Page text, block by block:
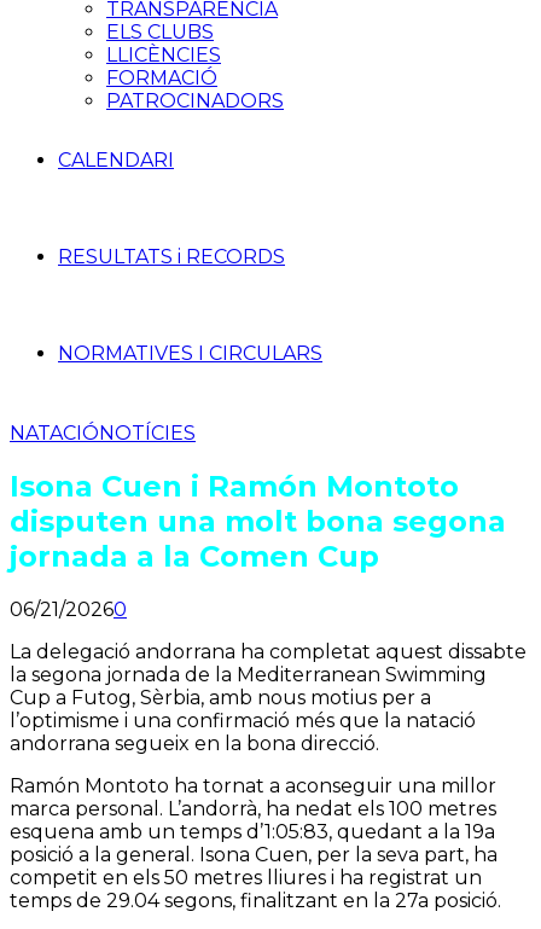
TRANSPARÈNCIA
ELS CLUBS
LLICÈNCIES
FORMACIÓ
PATROCINADORS
CALENDARI
RESULTATS i RECORDS
NORMATIVES I CIRCULARS
NATACIÓNOTÍCIES
Isona Cuen i Ramón Montoto
disputen una molt bona segona
jornada a la Comen Cup
06/21/20260
La delegació andorrana ha completat aquest dissabte
la segona jornada de la Mediterranean Swimming
Cup a Futog, Sèrbia, amb nous motius per a
l’optimisme i una confirmació més que la natació
andorrana segueix en la bona direcció.
Ramón Montoto ha tornat a aconseguir una millor
marca personal. L’andorrà, ha nedat els 100 metres
esquena amb un temps d’1:05:83, quedant a la 19a
posició a la general. Isona Cuen, per la seva part, ha
competit en els 50 metres lliures i ha registrat un
temps de 29.04 segons, finalitzant en la 27a posició.